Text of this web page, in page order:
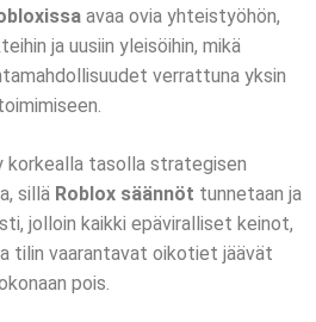
avaa ovia yhteistyöhön,
ja uusiin yleisöihin, mikä
verrattuna yksin
korkealla tasolla strategisen
sillä Roblox säännöt tunnetaan ja
jolloin kaikki epäviralliset keinot,
tilin vaarantavat oikotiet jäävät
pois.